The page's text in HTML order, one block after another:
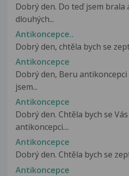
Dobrý den. Do teď jsem brala
dlouhých...
Antikoncepce..
Dobrý den, chtěla bych se
Antikoncepce
Dobrý den, Beru
jsem...
Antikoncepce
Dobrý den. Chtěla bych se
antikoncepci....
Antikoncepce
Dobrý den. Chtěla bych se
Antikoncepce